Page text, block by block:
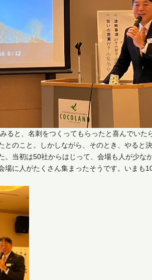
ると、名刺をつくってもらったと喜んでいた
とのこと。しかしながら、そのとき、やると
。当初は50社からはじって、会場も人が少な
場に人がたくさん集まったそうです。いまも